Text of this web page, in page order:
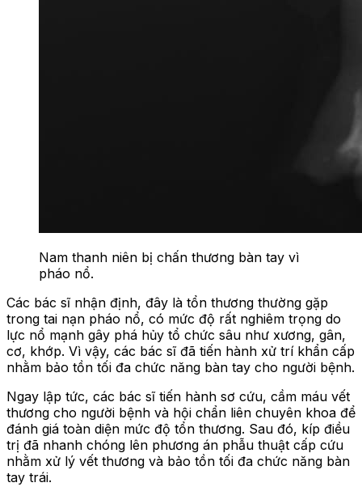
Nam thanh niên bị chấn thương bàn tay vì
pháo nổ.
Các bác sĩ nhận định, đây là tổn thương thường gặp
trong tai nạn pháo nổ, có mức độ rất nghiêm trọng do
lực nổ mạnh gây phá hủy tổ chức sâu như xương, gân,
cơ, khớp. Vì vậy, các bác sĩ đã tiến hành xử trí khẩn cấp
nhằm bảo tồn tối đa chức năng bàn tay cho người bệnh.
Ngay lập tức, các bác sĩ tiến hành sơ cứu, cầm máu vết
thương cho người bệnh và hội chẩn liên chuyên khoa để
đánh giá toàn diện mức độ tổn thương. Sau đó, kíp điều
trị đã nhanh chóng lên phương án phẫu thuật cấp cứu
nhằm xử lý vết thương và bảo tồn tối đa chức năng bàn
tay trái.